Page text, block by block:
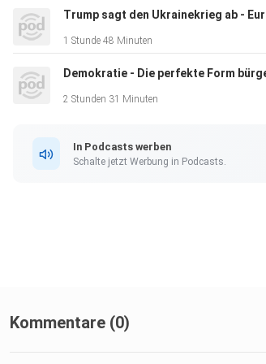
1 Stunde 48 Minuten
2 Stunden 31 Minuten
In Podcasts werben
Schalte jetzt Werbung in Podcasts.
Kommentare (0)